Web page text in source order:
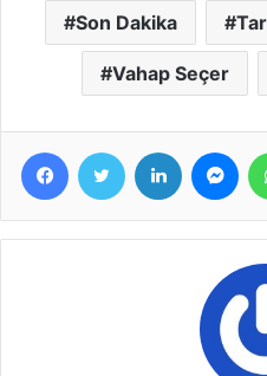
Son Dakika
Vahap Seçer
FacebookTwitter LinkedIn